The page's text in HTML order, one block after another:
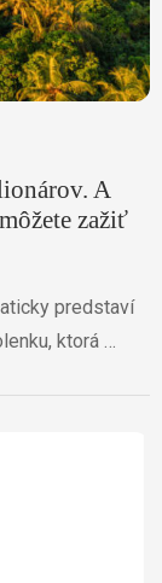
A
zažiť
predstaví
ktorá …